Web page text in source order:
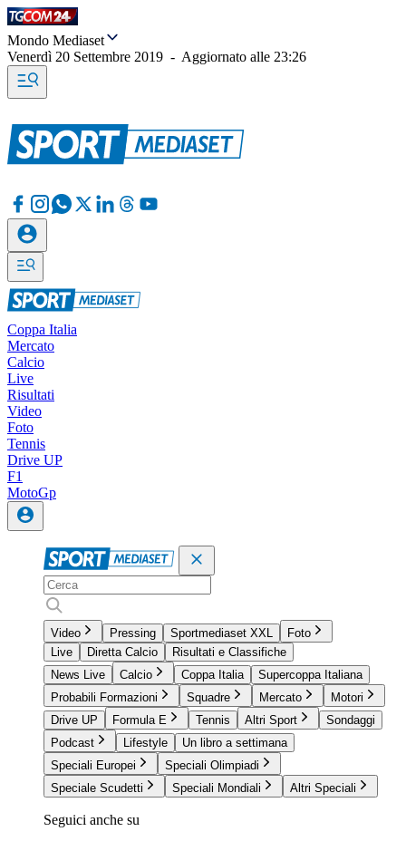
Mondo Mediaset
Venerdì 20 Settembre 2019 - Aggiornato alle 23:26
Coppa Italia
Mercato
Calcio
Live
Risultati
Video
Foto
Tennis
Drive UP
F1
MotoGp
Video Pressing Sportmediaset XXL
Foto
Live
Diretta Calcio
Risultati e Classifiche
News Live
Calcio Coppa Italia
Supercoppa Italiana
Probabili Formazioni
Squadre Mercato
Motori
Drive UP
Formula E Tennis Altri Sport
Sondaggi
Podcast
Lifestyle
Un libro a settimana
Speciali Europei
Speciali Olimpiadi
Speciale Scudetti
Speciali Mondiali Altri Speciali
Seguici anche su